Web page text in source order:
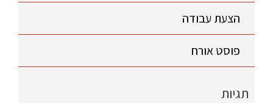
הצעת עבודה
פוסט אורח
תגיות